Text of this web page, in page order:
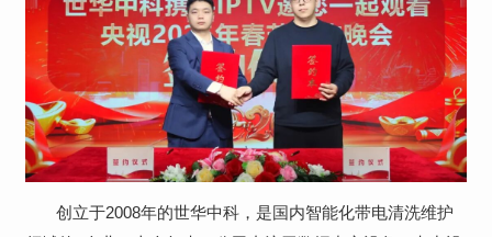
创立于2008年的世华中科，是国内智能化带电清洗维护